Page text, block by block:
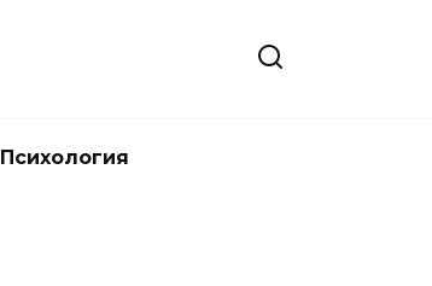
Психология